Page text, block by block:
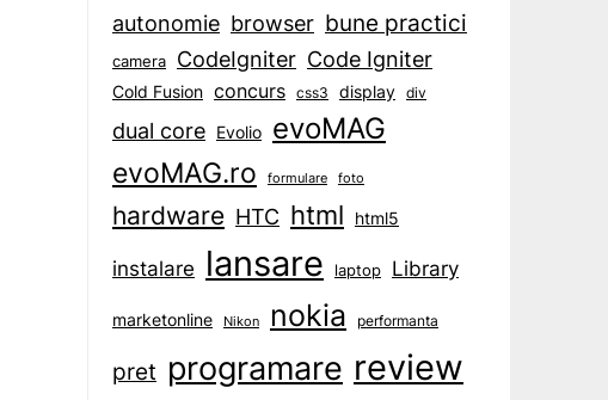
autonomie browser bune practici
camera CodeIgniter Code Igniter
Cold Fusion concurs css3 display div
dual core Evolio evoMAG
evoMAG.ro formulare foto
hardware HTC html html5
instalare lansare laptop Library
marketonline Nikon nokia performanta
pret programare review